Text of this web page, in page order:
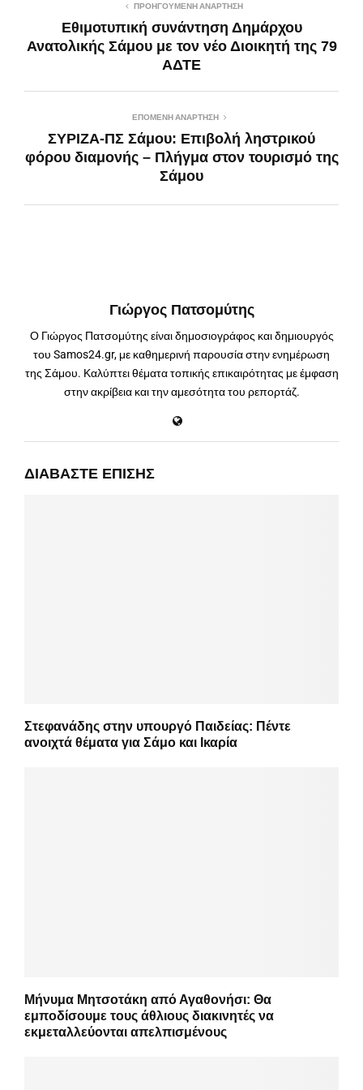
ΠΡΟΗΓΟΎΜΕΝΗ ΑΝΆΡΤΗΣΗ
Εθιμοτυπική συνάντηση Δημάρχου
Ανατολικής Σάμου με τον νέο Διοικητή της 79
ΑΔΤΕ
ΕΠΌΜΕΝΗ ΑΝΆΡΤΗΣΗ
ΣΥΡΙΖΑ-ΠΣ Σάμου: Επιβολή ληστρικού
φόρου διαμονής – Πλήγμα στον τουρισμό της
Σάμου
Γιώργος Πατσομύτης
Ο Γιώργος Πατσομύτης είναι δημοσιογράφος και δημιουργός
του Samos24.gr, με καθημερινή παρουσία στην ενημέρωση
της Σάμου. Καλύπτει θέματα τοπικής επικαιρότητας με έμφαση
στην ακρίβεια και την αμεσότητα του ρεπορτάζ.
ΔΙΑΒΆΣΤΕ ΕΠΊΣΗΣ
Στεφανάδης στην υπουργό Παιδείας: Πέντε
ανοιχτά θέματα για Σάμο και Ικαρία
Μήνυμα Μητσοτάκη από Αγαθονήσι: Θα
εμποδίσουμε τους άθλιους διακινητές να
εκμεταλλεύονται απελπισμένους